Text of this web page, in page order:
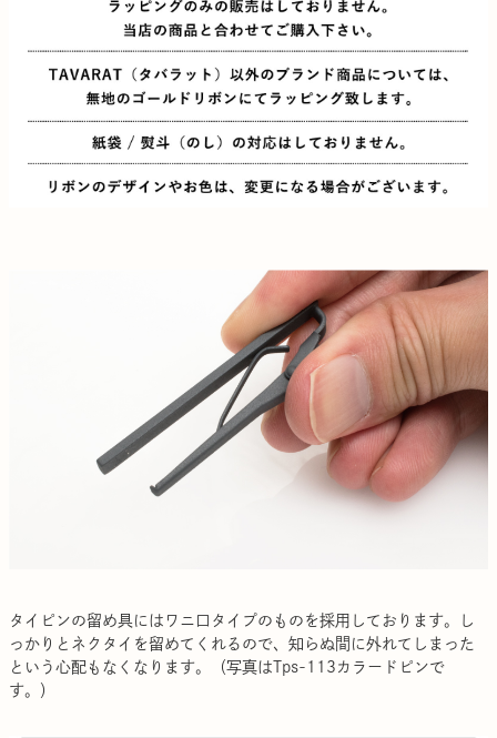
タイピンの留め具にはワニ口タイプのものを採用しております。し
っかりとネクタイを留めてくれるので、知らぬ間に外れてしまった
という心配もなくなります。（写真はTps-113カラードピンで
す。）